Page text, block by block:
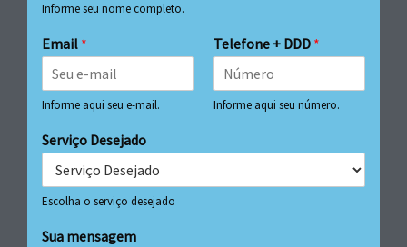
Informe seu nome completo.
Email *
Informe aqui seu e-mail.
Telefone + DDD *
Informe aqui seu número.
Serviço Desejado
Escolha o serviço desejado
Sua mensagem